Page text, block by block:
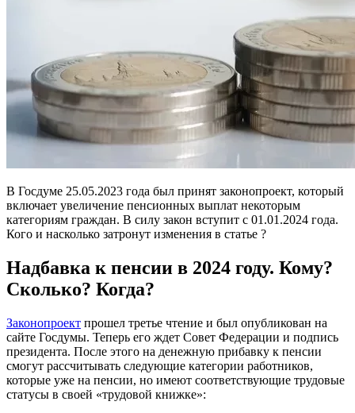
В Госдуме 25.05.2023 года был принят законопроект, который
включает увеличение пенсионных выплат некоторым
категориям граждан. В силу закон вступит с 01.01.2024 года.
Кого и насколько затронут изменения в статье ?
Надбавка к пенсии в 2024 году. Кому?
Сколько? Когда?
Законопроект прошел третье чтение и был опубликован на
сайте Госдумы. Теперь его ждет Совет Федерации и подпись
президента. После этого на денежную прибавку к пенсии
смогут рассчитывать следующие категории работников,
которые уже на пенсии, но имеют соответствующие трудовые
статусы в своей «трудовой книжке»: